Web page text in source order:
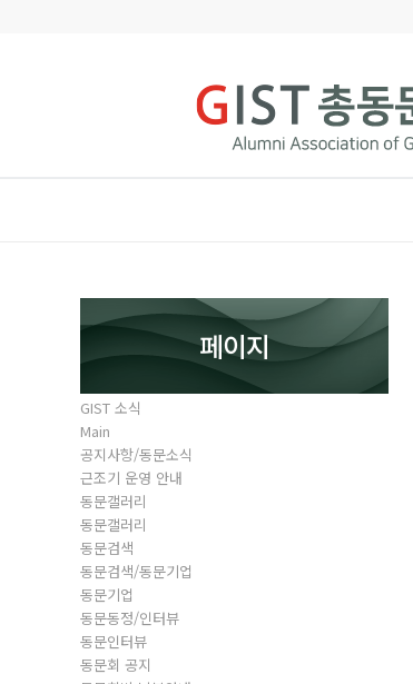
페이지
GIST 소식
Main
공지사항/동문소식
근조기 운영 안내
동문갤러리
동문갤러리
동문검색
동문검색/동문기업
동문기업
동문동정/인터뷰
동문인터뷰
동문회 공지